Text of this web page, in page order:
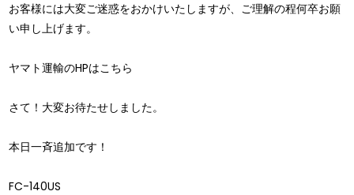
お客様には大変ご迷惑をおかけいたしますが、ご理解の程何卒お願
い申し上げます。
ヤマト運輸のHPはこちら
さて！大変お待たせしました。
本日一斉追加です！
FC-140US